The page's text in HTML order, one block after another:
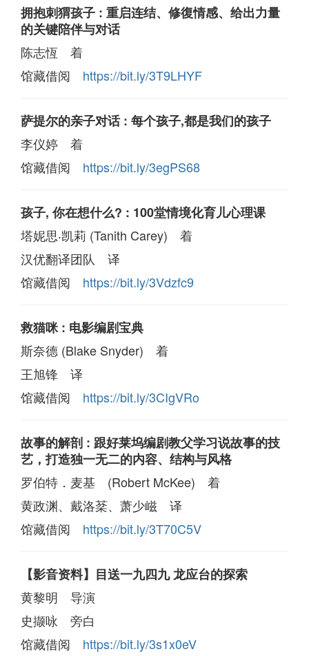
拥抱刺猬孩子 : 重启连结、修復情感、给出力量
的关键陪伴与对话
陈志恆 着
馆藏借阅 https://bit.ly/3T9LHYF
萨提尔的亲子对话 : 每个孩子,都是我们的孩子
李仪婷 着
馆藏借阅 https://bit.ly/3egPS68
孩子, 你在想什么? : 100堂情境化育儿心理课
塔妮思‧凯莉 (Tanith Carey) 着
汉优翻译团队 译
馆藏借阅 https://bit.ly/3Vdzfc9
救猫咪 : 电影编剧宝典
斯奈德 (Blake Snyder) 着
王旭锋 译
馆藏借阅 https://bit.ly/3CIgVRo
故事的解剖 : 跟好莱坞编剧教父学习说故事的技
艺，打造独一无二的内容、结构与风格
罗伯特．麦基 (Robert McKee) 着
黄政渊、戴洛棻、萧少嵫 译
馆藏借阅 https://bit.ly/3T70C5V
【影音资料】目送一九四九 龙应台的探索
黄黎明 导演
史撷咏 旁白
馆藏借阅 https://bit.ly/3s1x0eV